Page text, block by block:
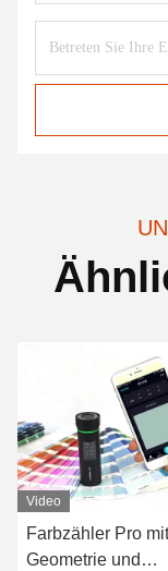
Video
Farbzähler Pro
Geometrie und